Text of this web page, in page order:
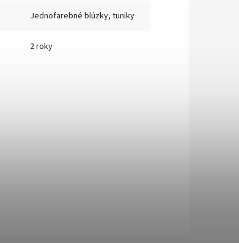
Jednofarebné blúzky, tuniky
2 roky